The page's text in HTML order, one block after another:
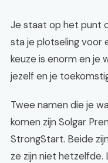
Je staat op het punt
sta je plotseling voor
keuze is enorm en je
jezelf en je
Twee namen die je
komen zijn Solgar
StrongStart. Beide
ze zijn niet